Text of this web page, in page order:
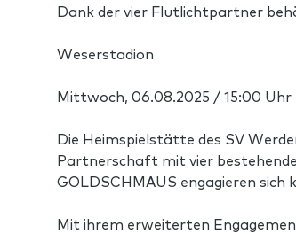
Dank der vier Flutlichtpartner
Weserstadion
Mittwoch, 06.08.2025 / 15:00 Uhr
Die Heimspielstätte des SV
Partnerschaft mit vier
GOLDSCHMAUS engagieren
Mit ihrem erweiterten